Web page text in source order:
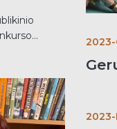
2023-
2023-